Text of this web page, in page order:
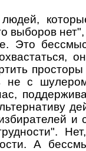
выборов
Это
не с
и
А